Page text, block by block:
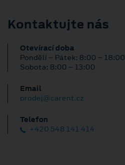
Kontaktujte nás
Otevírací doba
Pondělí – Pátek: 8:00 – 18:00
Sobota: 8:00 – 13:00
Email
prodej@carent.cz
Telefon
+420 548 141 414